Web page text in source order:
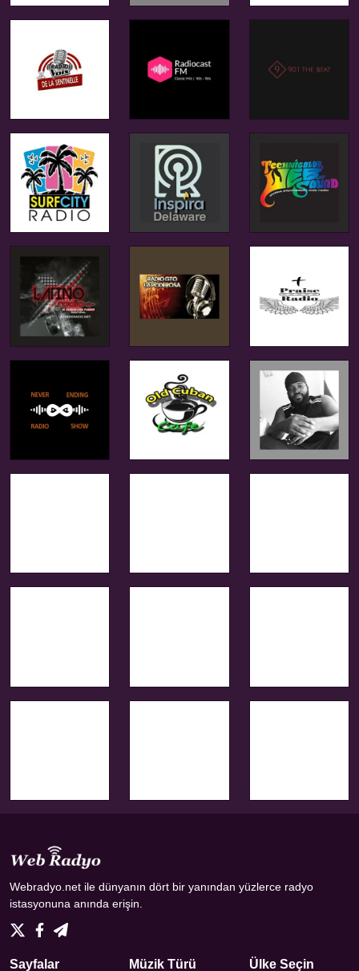
Webradyo.net ile dünyanın dört bir yanından yüzlerce radyo
istasyonuna anında erişin.
Sayfalar Müzik Türü Ülke Seçin